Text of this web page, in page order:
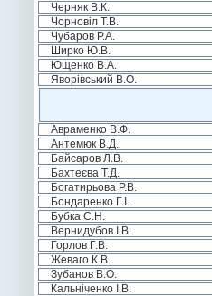
Черняк В.К.
Чорновіл Т.В.
Чубаров Р.А.
Ширко Ю.В.
Ющенко В.А.
Яворівський В.О.
Авраменко В.Ф.
Антемюк В.Д.
Байсаров Л.В.
Бахтеєва Т.Д.
Богатирьова Р.В.
Бондаренко Г.І.
Бубка С.Н.
Вернидубов І.В.
Горлов Г.В.
Жеваго К.В.
Зубанов В.О.
Кальніченко І.В.